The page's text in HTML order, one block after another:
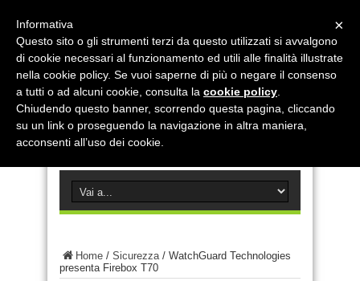
Home / Sicurezza/ WatchGuard Technologies
presenta Firebox T70
×
Informativa
Questo sito o gli strumenti terzi da questo utilizzati si avvalgono
di cookie necessari al funzionamento ed utili alle finalità illustrate
nella cookie policy. Se vuoi saperne di più o negare il consenso
a tutti o ad alcuni cookie, consulta la cookie policy
Chiudendo questo banner, scorrendo questa pagina, cliccando
su un link o proseguendo la navigazione in altra maniera,
acconsenti all’uso dei cookie.